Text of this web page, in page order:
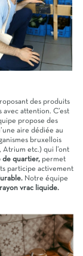
des produits
attention. C’est
propose des
aire dédiée au
bruxellois
etc.) qui l’ont
de quartier, permet
participe activement
Notre équipe
rayon vrac liquide.